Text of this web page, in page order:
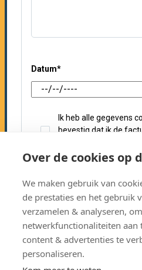
Datum*
Ik heb alle gegevens
bevestig dat ik de
De nieuwste uitgaves
Nieuws over
Acco Learn uitgeverij
Factuur nog te betalen.
Over de cookies op
We maken gebruik van
de prestaties en het gebruik
verzamelen & analyseren,
netwerkfunctionaliteiten aan
content & advertenties te
personaliseren.